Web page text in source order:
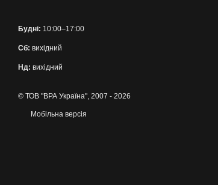
Будні: 10:00–17:00
Сб: вихідний
Нд: вихідний
© ТОВ "ВРА Україна", 2007 - 2026
Мобільна версія